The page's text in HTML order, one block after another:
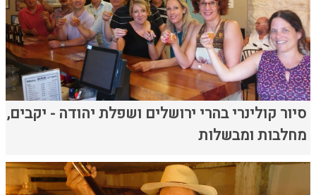
סיור קולינרי בהרי ירושלים ושפלת יהודה - יקבים,
מחלבות ומבשלות